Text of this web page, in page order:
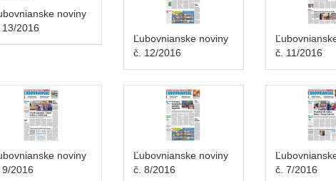
noviny
13/2016
Ľubovnianske noviny
č. 12/2016
č. 11/2016
noviny
9/2016
Ľubovnianske noviny
č. 8/2016
č. 7/2016